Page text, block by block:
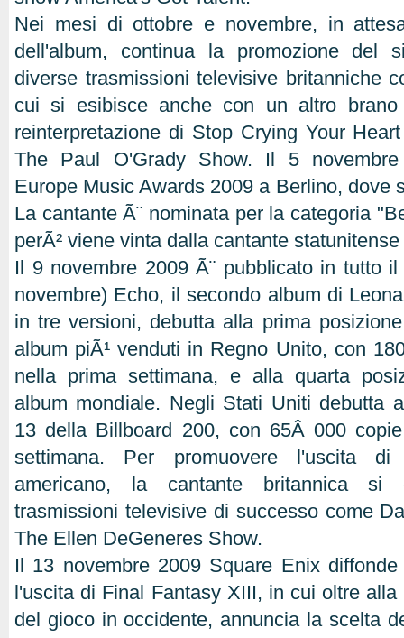
Nei mesi di ottobre e novembre, in
dell'album, continua la promozione del
diverse trasmissioni televisive britanniche
cui si esibisce anche con un altro
reinterpretazione di Stop Crying Your
The Paul O'Grady Show. Il 5
Europe Music Awards 2009 a Berlino, dove
La cantante Ã¨ nominata per la categoria
perÃ² viene vinta dalla cantante
Il 9 novembre 2009 Ã¨ pubblicato in tutto
novembre) Echo, il secondo album di
in tre versioni, debutta alla prima
album piÃ¹ venduti in Regno Unito, con
nella prima settimana, e alla quarta
album mondiale. Negli Stati Uniti debutta
13 della Billboard 200, con 65Â 000
settimana. Per promuovere l'uscita
americano, la cantante britannica si
trasmissioni televisive di successo come
The Ellen DeGeneres Show.
Il 13 novembre 2009 Square Enix
l'uscita di Final Fantasy XIII, in cui oltre
del gioco in occidente, annuncia la scelta